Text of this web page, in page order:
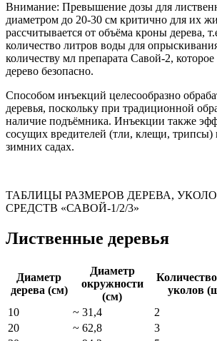
Внимание: Превышение дозы для
диаметром до 20-30 см критично для их
рассчитывается от объёма кроны дерева,
количество литров воды для
количеству мл препарата Савой-2,
дерево безопасно.
Способом инъекций целесообразно
деревья, поскольку при традиционной
наличие подъёмника. Инъекции также
сосущих вредителей (тли, клещи, трипсы)
зимних садах.
ТАБЛИЦЫ РАЗМЕРОВ ДЕРЕВА,
СРЕДСТВ «САВОЙ-1/2/3»
Лиственные деревья
Диаметр
дерева (см)
Диаметр
окружности
(см)
уколов
10
~ 31,4 2
20
~ 62,8 3